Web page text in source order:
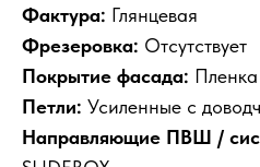
Фактура: Глянцевая
Фрезеровка: Отсутствует
Покрытие фасада:
Петли: Усиленные с
Направляющие ПВШ /